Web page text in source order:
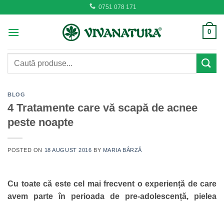
content
0751 078 171
0
Caută
BLOG
4 Tratamente care vă scapă de acnee
peste noapte
POSTED ON 18 AUGUST 2016 BY MARIA BÂRZĂ
Cu toate că este cel mai frecvent o experiență de care
avem parte în perioada de pre-adolescență, pielea